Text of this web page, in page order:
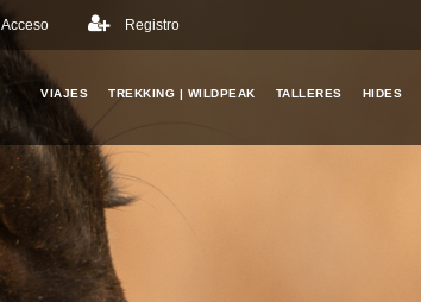
Acceso Registro
VIAJES TREKKING | WILDPEAK TALLERES HIDES